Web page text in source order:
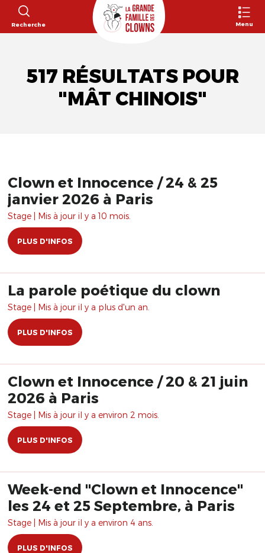
Recherche Menu
517 RÉSULTATS POUR
"MÂT CHINOIS"
Clown et Innocence / 24 & 25
janvier 2026 à Paris
Stage | Mis à jour il y a 10 mois.
PLUS D'INFOS
La parole poétique du clown
Stage | Mis à jour il y a plus d'un an.
PLUS D'INFOS
Clown et Innocence / 20 & 21 juin
2026 à Paris
Stage | Mis à jour il y a environ 2 mois.
PLUS D'INFOS
Week-end "Clown et Innocence"
les 24 et 25 Septembre, à Paris
Stage | Mis à jour il y a environ 4 ans.
PLUS D'INFOS